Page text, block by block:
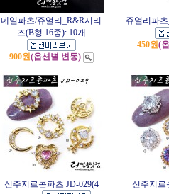
네일파츠/쥬얼리_R&R시리
즈(B형 16종): 10개
900원(옵션별 변동)
쥬얼리파츠
450원(
신주지르콘파츠 JD-029(4
신주지르